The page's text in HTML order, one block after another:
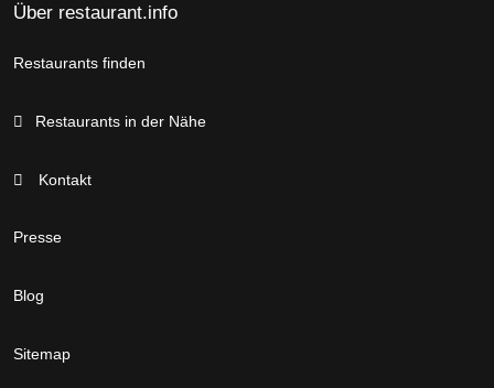
Über restaurant.info
Restaurants finden
Restaurants in der Nähe
Kontakt
Presse
Blog
Sitemap